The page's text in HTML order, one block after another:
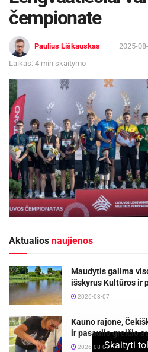
čempionate
Paulius Liškauskas
2025-
Laikas: 4 min skaitymo
Aktualios naujienos
Maudytis galima
išskyrus Kultūros ir
2026-08-07
Kauno rajone,
ir pasaulio greičio
2026-08-07Skaityti